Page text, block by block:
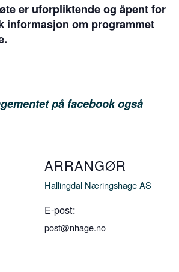
er uforpliktende og åpent for
informasjon om programmet
på facebook også
ARRANGØR
Hallingdal Næringshage AS
E-post:
post@nhage.no